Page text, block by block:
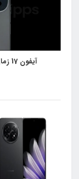
آیفون 17 زمان رونمایی و شایعات + تصاویر